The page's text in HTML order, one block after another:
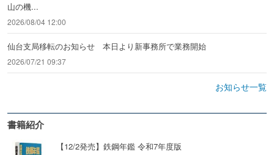
山の機...
2026/08/04 12:00
仙台支局移転のお知らせ 本日より新事務所で業務開始
2026/07/21 09:37
お知らせ一覧
書籍紹介
【12/2発売】鉄鋼年鑑 令和7年度版